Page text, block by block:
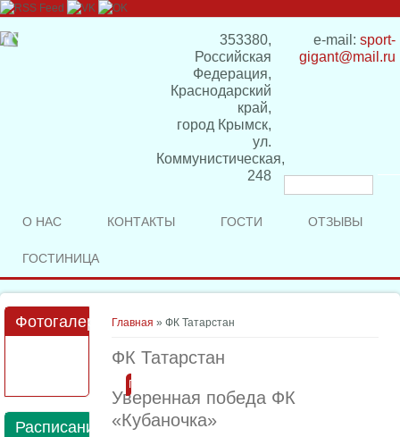
353380,
Российская
Федерация,
Краснодарский
край,
город Крымск,
ул.
Коммунистическая,
248
e-mail: sport-
gigant@mail.ru
поиска
О НАС КОНТАКТЫ ГОСТИ ОТЗЫВЫ
ГОСТИНИЦА
Вы здесь
Главная » ФК Татарстан
ФК Татарстан
Уверенная победа ФК
«Кубаночка»
Фотогалерея
Подробнее
Расписание